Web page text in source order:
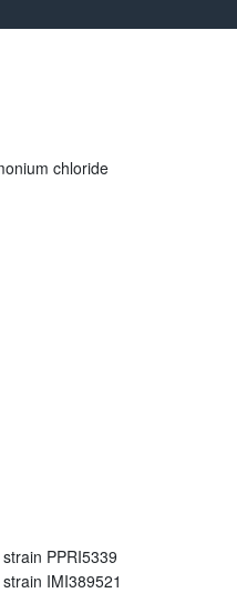
chloride
PPRI5339
IMI389521